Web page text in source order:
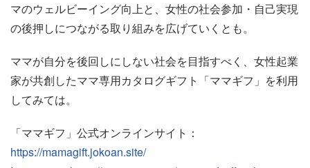
マのウェルビーイング向上と、女性の社会参加・自己実現
の後押しにつながる取り組みを広げていくとも。
ママが自分を後回しにしない社会を目指すべく、女性起業
家が共創したママ専用カタログギフト「ママギフ」を利用
してみては。
「ママギフ」公式オンラインサイト：
https://mamagift.jokoan.site/